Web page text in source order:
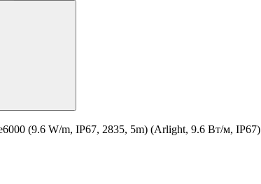
(9.6 W/m, IP67, 2835, 5m) (Arlight, 9.6 Вт/м, IP67)